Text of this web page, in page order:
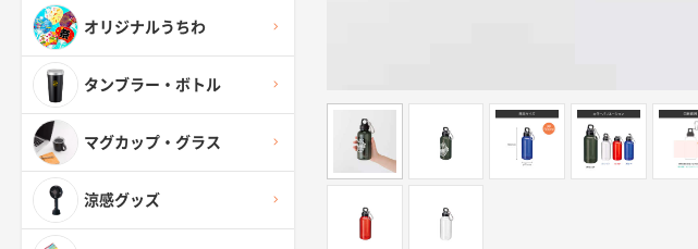
オリジナルうちわ
タンブラー・ボトル
マグカップ・グラス
涼感グッズ